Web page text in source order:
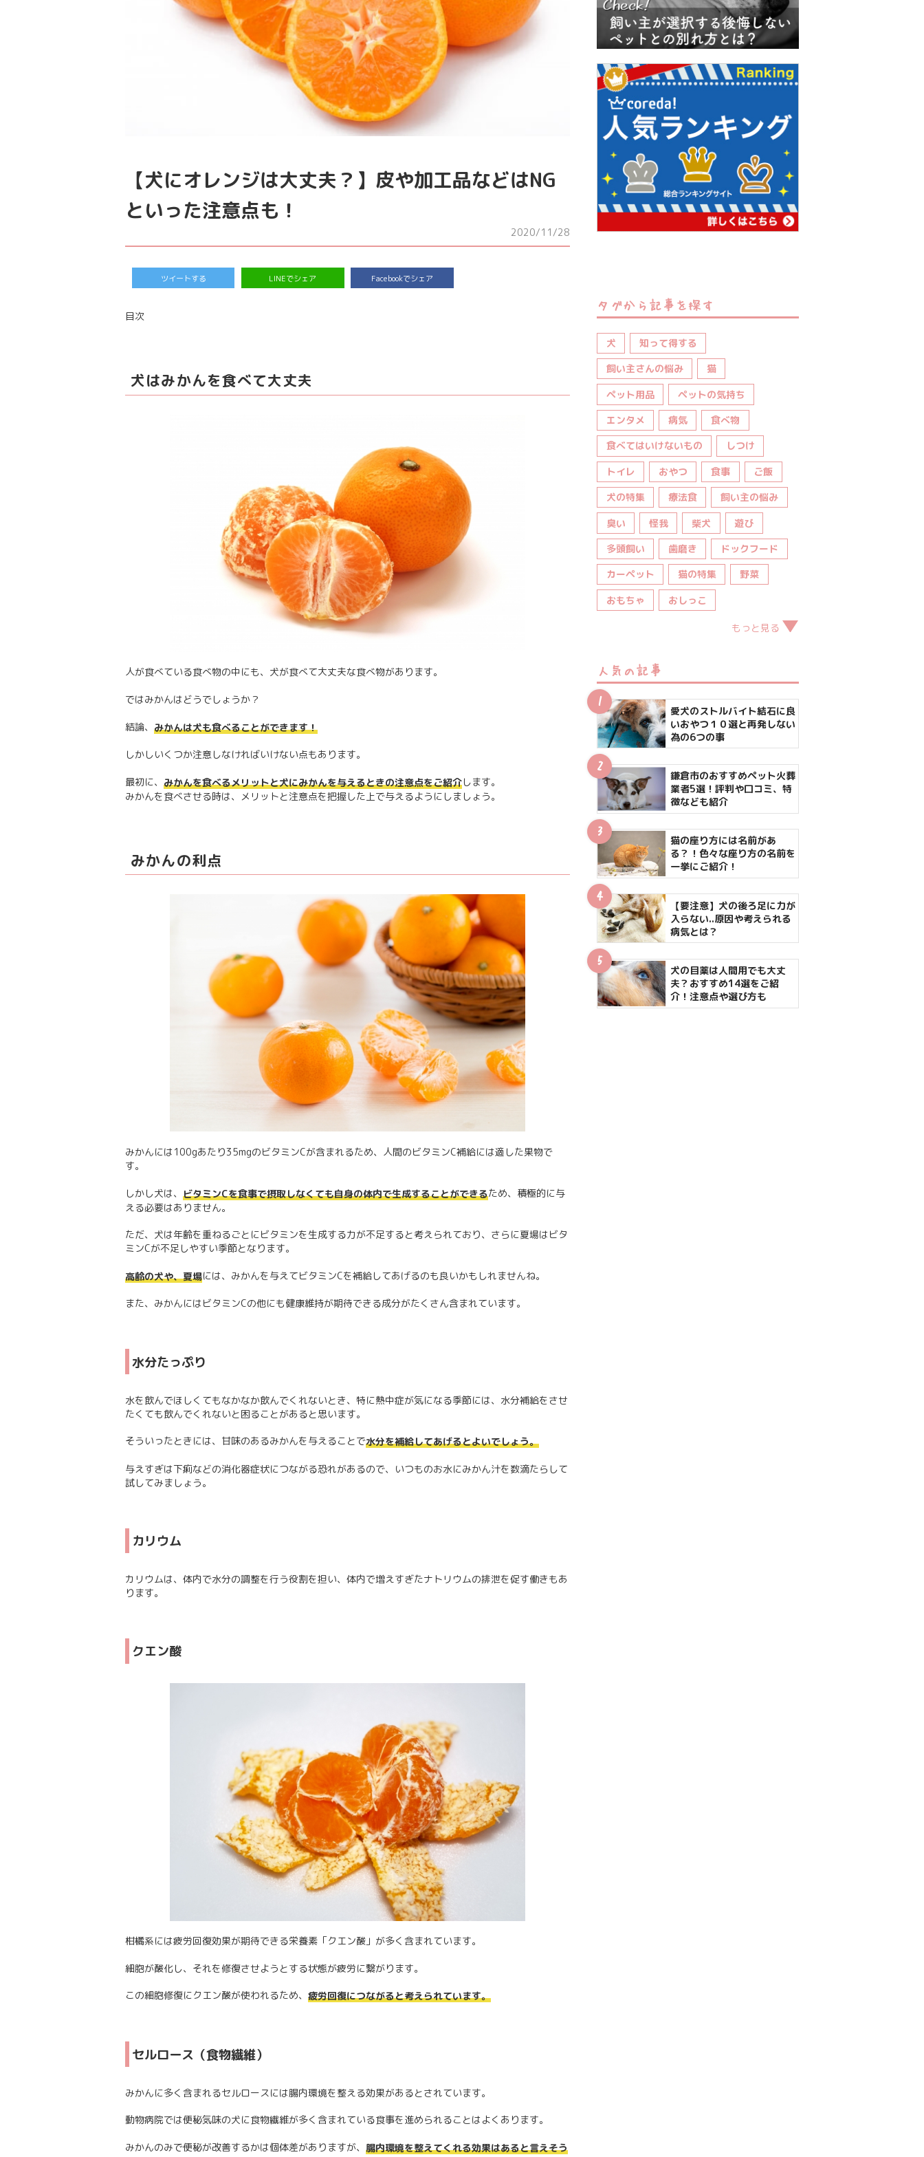
【犬にオレンジは大丈夫？】皮や加工品などはNG
といった注意点も！
2020/11/28
ツイートする LINEでシェア Facebookでシェア
目次
犬はみかんを食べて大丈夫
人が食べている食べ物の中にも、犬が食べて大丈夫な食べ物があります。
ではみかんはどうでしょうか？
結論、 みかんは犬も食べることができます！
しかしいくつか注意しなければいけない点もあります。
最初に、 みかんを食べるメリットと犬にみかんを与えるときの注意点をご紹介します。
みかんを食べさせる時は、メリットと注意点を把握した上で与えるようにしましょう。
みかんの利点
みかんには100gあたり35mgのビタミンCが含まれるため、人間のビタミンC補給には適した果物で
す。
しかし犬は、 ビタミンCを食事で摂取しなくても自身の体内で生成することができるため、積極的に与
える必要はありません。
ただ、犬は年齢を重ねるごとにビタミンを生成する力が不足すると考えられており、さらに夏場はビタ
ミンCが不足しやすい季節となります。
高齢の犬や、夏場には、みかんを与えてビタミンCを補給してあげるのも良いかもしれませんね。
また、みかんにはビタミンCの他にも健康維持が期待できる成分がたくさん含まれています。
水分たっぷり
水を飲んでほしくてもなかなか飲んでくれないとき、特に熱中症が気になる季節には、水分補給をさせ
たくても飲んでくれないと困ることがあると思います。
そういったときには、甘味のあるみかんを与えることで水分を補給してあげるとよいでしょう。
与えすぎは下痢などの消化器症状につながる恐れがあるので、いつものお水にみかん汁を数滴たらして
試してみましょう。
カリウム
カリウムは、体内で水分の調整を行う役割を担い、体内で増えすぎたナトリウムの排泄を促す働きもあ
ります。
クエン酸
柑橘系には疲労回復効果が期待できる栄養素「クエン酸」が多く含まれています。
細胞が酸化し、それを修復させようとする状態が疲労に繋がります。
この細胞修復にクエン酸が使われるため、 疲労回復につながると考えられています。
セルロース（食物繊維）
みかんに多く含まれるセルロースには腸内環境を整える効果があるとされています。
動物病院では便秘気味の犬に食物繊維が多く含まれている食事を進められることはよくあります。
みかんのみで便秘が改善するかは個体差がありますが、 腸内環境を整えてくれる効果はあると言えそう
タグから記事を探す
犬
知って得する
飼い主さんの悩み
猫
ペット用品
ペットの気持ち
エンタメ
病気
食べ物
食べてはいけないもの
しつけ
トイレ
おやつ 食事
ご飯
犬の特集
療法食
飼い主の悩み
臭い
怪我 柴犬
遊び
多頭飼い
歯磨き
ドックフード
カーペット
猫の特集
野菜
おもちゃ
おしっこ
もっと見る
人気の記事
愛犬のストルバイト結石に良
いおやつ１０選と再発しない
為の6つの事
鎌倉市のおすすめペット火葬
業者5選！評判や口コミ、特
徴なども紹介
猫の座り方には名前があ
る？！色々な座り方の名前を
一挙にご紹介！
【要注意】犬の後ろ足に力が
入らない..原因や考えられる
病気とは？
犬の目薬は人間用でも大丈
夫？おすすめ14選をご紹
介！注意点や選び方も